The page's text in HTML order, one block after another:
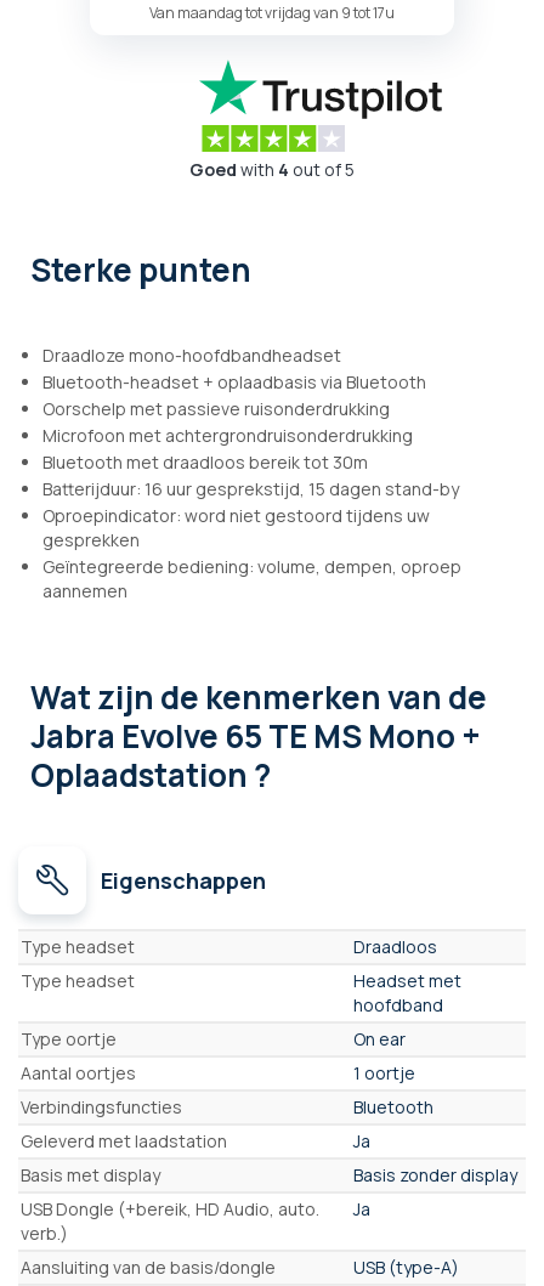
Van maandag tot vrijdag van 9 tot 17u
Goed with 4 out of 5
Sterke punten
Draadloze mono-hoofdbandheadset
Bluetooth-headset + oplaadbasis via Bluetooth
Oorschelp met passieve ruisonderdrukking
Microfoon met achtergrondruisonderdrukking
Bluetooth met draadloos bereik tot 30m
Batterijduur: 16 uur gesprekstijd, 15 dagen stand-by
Oproepindicator: word niet gestoord tijdens uw
gesprekken
Geïntegreerde bediening: volume, dempen, oproep
aannemen
Wat zijn de kenmerkenvan de
Jabra Evolve 65 TE MS Mono +
Oplaadstation ?
Eigenschappen
Eigenschappen
Type headset
Draadloos
Type headset
Headset met
hoofdband
Type oortje
On ear
Aantal oortjes
1 oortje
Verbindingsfuncties
Bluetooth
Geleverd met laadstation
Ja
Basis met display
Basis zonder display
USB Dongle (+bereik, HD Audio, auto.
verb.)
Ja
Aansluiting van de basis/dongle
USB (type-A)